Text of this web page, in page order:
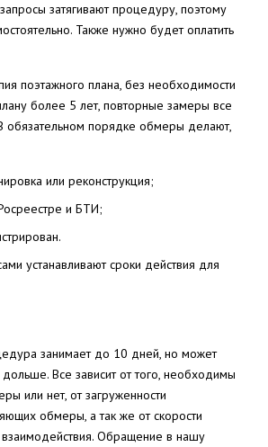
затягивают процедуру, поэтому
Также нужно будет оплатить
поэтажного плана, без необходимости
более 5 лет, повторные замеры все
обязательном порядке обмеры делают,
или реконструкция;
и БТИ;
устанавливают сроки действия для
занимает до 10 дней, но может
дольше. Все зависит от того, необходимы
или нет, от загруженности
обмеры, а так же от скорости
Обращение в нашу